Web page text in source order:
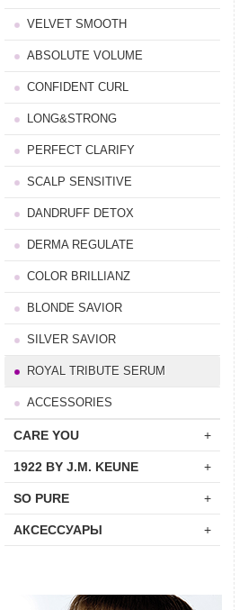
VELVET SMOOTH
ABSOLUTE VOLUME
CONFIDENT CURL
LONG&STRONG
PERFECT CLARIFY
SCALP SENSITIVE
DANDRUFF DETOX
DERMA REGULATE
COLOR BRILLIANZ
BLONDE SAVIOR
SILVER SAVIOR
ROYAL TRIBUTE SERUM
ACCESSORIES
CARE YOU +
1922 BY J.M. KEUNE +
SO PURE +
АКСЕССУАРЫ +